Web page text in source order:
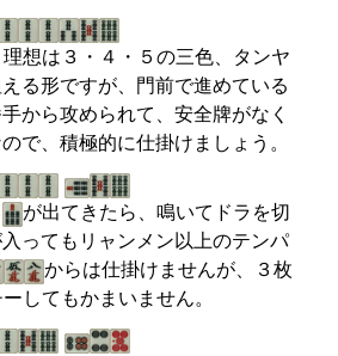
理想は３・４・５の三色、タンヤ
る形ですが、門前で進めている
から攻められて、安全牌がなく
で、積極的に仕掛けましょう。
が出てきたら、鳴いてドラを切
ってもリャンメン以上のテンパ
からは仕掛けませんが、３枚
してもかまいません。